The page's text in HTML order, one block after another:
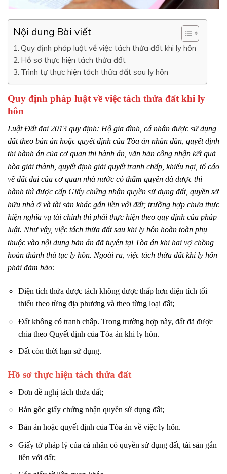
Nội dung Bài viết
Quy định pháp luật về việc tách thửa đất khi ly hôn
Hồ sơ thực hiện tách thửa đất
Trình tự thực hiện tách thửa đất sau ly hôn
Quy định pháp luật về việc tách thửa đất khi ly
hôn
Luật Đất đai 2013 quy định: Hộ gia đình, cá nhân được sử dụng
đất theo bản án hoặc quyết định của Tòa án nhân dân, quyết định
thi hành án của cơ quan thi hành án, văn bản công nhận kết quả
hòa giải thành, quyết định giải quyết tranh chấp, khiếu nại, tố cáo
về đất đai của cơ quan nhà nước có thẩm quyền đã được thi
hành thì được cấp Giấy chứng nhận quyền sử dụng đất, quyền sở
hữu nhà ở và tài sản khác gắn liền với đất; trường hợp chưa thực
hiện nghĩa vụ tài chính thì phải thực hiện theo quy định của pháp
luật. Như vậy, việc tách thửa đất sau khi ly hôn hoàn toàn phụ
thuộc vào nội dung bản án đã tuyên tại Tòa án khi hai vợ chồng
hoàn thành thủ tục ly hôn. Ngoài ra, việc tách thửa đất khi ly hôn
phải đảm bảo:
Diện tích thửa được tách không được thấp hơn diện tích tối
thiểu theo từng địa phương và theo từng loại đất;
Đất không có tranh chấp. Trong trường hợp này, đất đã được
chia theo Quyết định của Tòa án khi ly hôn.
Đất còn thời hạn sử dụng.
Hồ sơ thực hiện tách thửa đất
Đơn đề nghị tách thửa đất;
Bản gốc giấy chứng nhận quyền sử dụng đất;
Bản án hoặc quyết định của Tòa án về việc ly hôn.
Giấy tờ pháp lý của cá nhân có quyền sử dụng đất, tài sản gắn
liền với đất;